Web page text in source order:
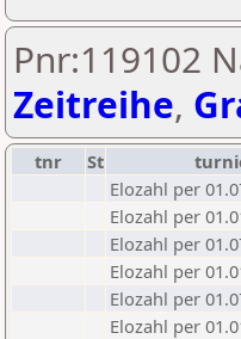
Pnr:119102
Zeitreihe,
tnr St
Elozahl per
Elozahl per
Elozahl per
Elozahl per
Elozahl per
Elozahl per